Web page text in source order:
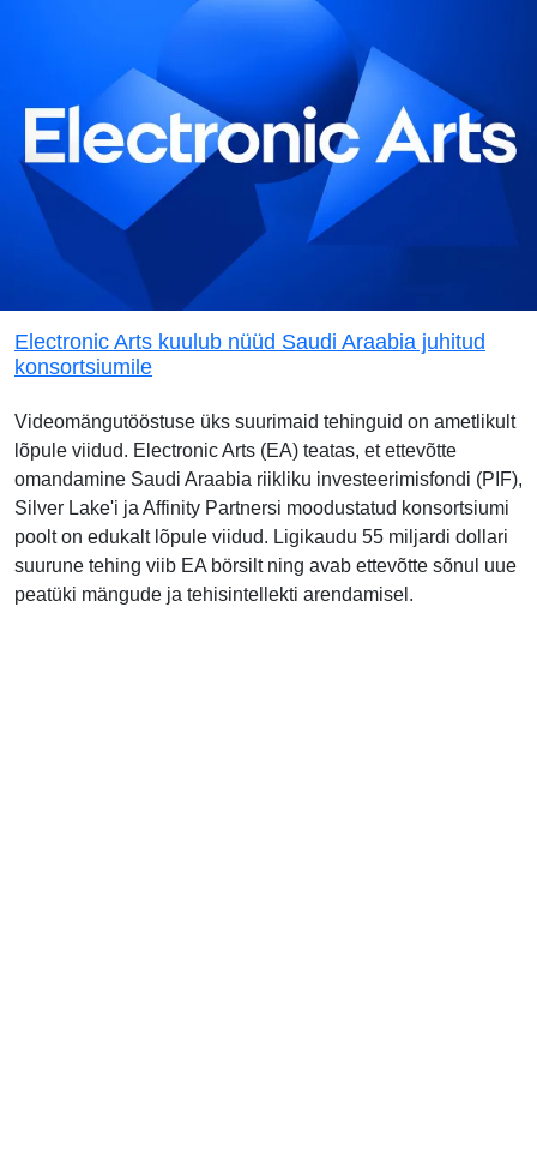
Electronic Arts kuulub nüüd Saudi Araabia juhitud
konsortsiumile
Videomängutööstuse üks suurimaid tehinguid on ametlikult
lõpule viidud. Electronic Arts (EA) teatas, et ettevõtte
omandamine Saudi Araabia riikliku investeerimisfondi (PIF),
Silver Lake'i ja Affinity Partnersi moodustatud konsortsiumi
poolt on edukalt lõpule viidud. Ligikaudu 55 miljardi dollari
suurune tehing viib EA börsilt ning avab ettevõtte sõnul uue
peatüki mängude ja tehisintellekti arendamisel.